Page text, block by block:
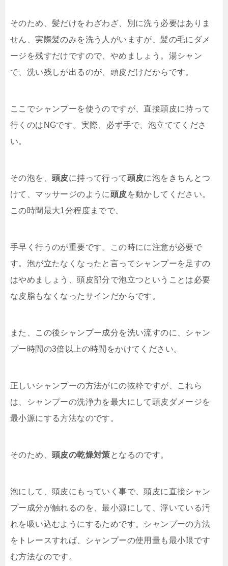
そのため、髪だけをわざわざ、別に洗う必要はありま
せん、実際髪のみを洗う人がいますが、髪の毛にダメ
ージを残すだけですので、やめましょう。湯シャン
で、洗い残しが出るのが、頭皮だけだからです。
ここでシャンプーを使うのですが、直接頭皮に持って
行くのはNGです。実際、必ず手で、泡立ててくださ
い。
その泡を、 頭皮に持って行って頭皮に泡をきちんとつ
けて、マッサージのように頭皮を動かしてください。
この時間最大1分程度までで、
手早く行うのが重要です。この時にに注意が必要で
す。泡が立たなくなったと言ってシャンプーを足すの
はやめましょう、頭皮部分で泡立つということは必要
な皮脂もなくなったサインだからです。
また、この後シャンプー成分を洗い流すのに、シャン
プー時間の3倍以上の時間をかけてください。
正しいシャンプーの方法がにの抜粋ですが、これら
は、シャンプーの洗浄力を最大にして頭皮ダメージを
最小源にする方法なのです。
そのため、 頭皮の乾燥対策となるのです。
泡にして、頭皮にもっていく事で、頭皮に直接シャン
プー成分が触れるのを、最小源にして、浮いている汚
れを吸い込むようにするためです。シャンプーの方法
をトレースすれば、シャンプーの使用量も最小限です
む方法なのです。